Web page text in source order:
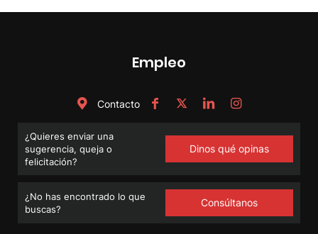
Empleo
Contacto
¿Quieres enviar una
sugerencia, queja o
felicitación?
Dinos qué opinas
¿No has encontrado lo que
buscas?
Consúltanos